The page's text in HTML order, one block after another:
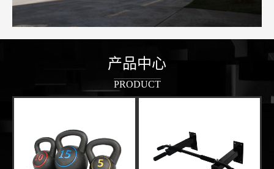
产品中心
PRODUCT